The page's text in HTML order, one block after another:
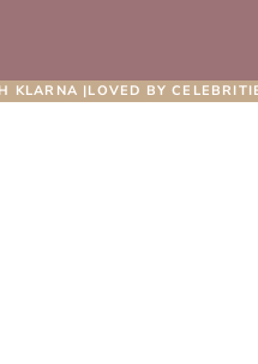
KLARNA |LOVED BY